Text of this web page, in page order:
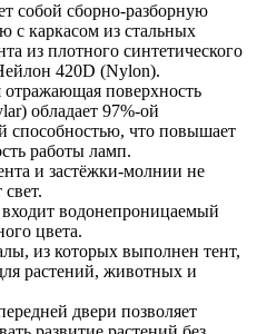
собой сборно-разборную
с каркасом из стальных
из плотного синтетического
420D (Nylon).
отражающая поверхность
обладает 97%-ой
способностью, что повышает
работы ламп.
и застёжки-молнии не
водонепроницаемый
цвета.
из которых выполнен тент,
растений, животных и
двери позволяет